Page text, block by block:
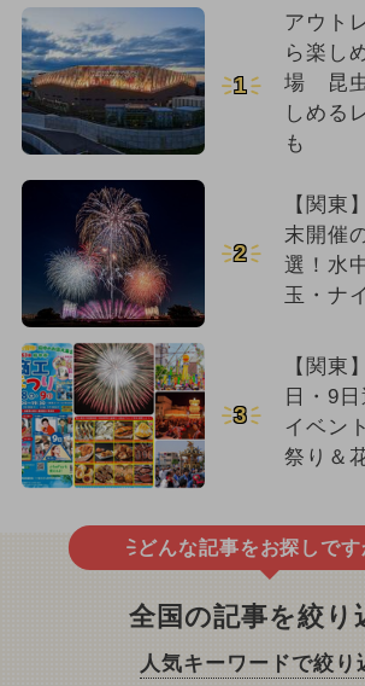
1
アウト
ら楽し
場 昆
しめる
も
2
【関東
末開催
選！水
玉・ナ
3
【関東
日・9
イベン
祭り＆
どんな記事をお探しです
全国の記事を絞り
人気キーワードで絞り